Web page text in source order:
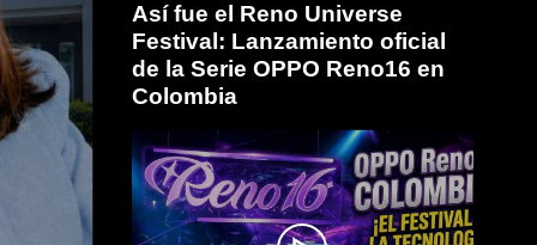
Así fue el Reno Universe
Festival: Lanzamiento oficial
de la Serie OPPO Reno16 en
Colombia